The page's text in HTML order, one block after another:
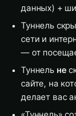
данных) +
Туннель
сети и
— от
Туннель не
сайте, на
делает вас